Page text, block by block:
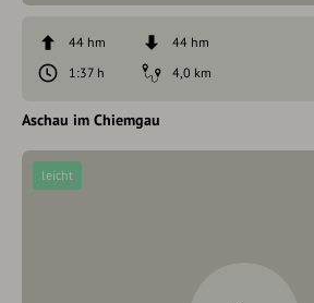
44 hm
44 hm
1:37 h
4,0 km
Aschau im Chiemgau
leicht